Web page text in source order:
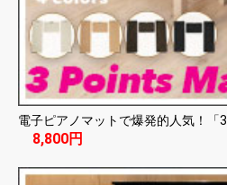
電子ピアノマットで爆発的人気！「
8,800円